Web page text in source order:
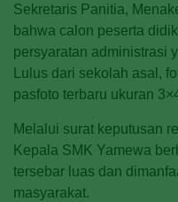
Sekretaris Panitia,
bahwa calon peserta
persyaratan administrasi
Lulus dari sekolah asal,
pasfoto terbaru ukuran
Melalui surat keputusan
Kepala SMK Yamewa
tersebar luas dan
masyarakat.